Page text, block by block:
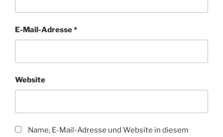
E-Mail-Adresse*
Website
Name, E-Mail-Adresse und Website in diesem